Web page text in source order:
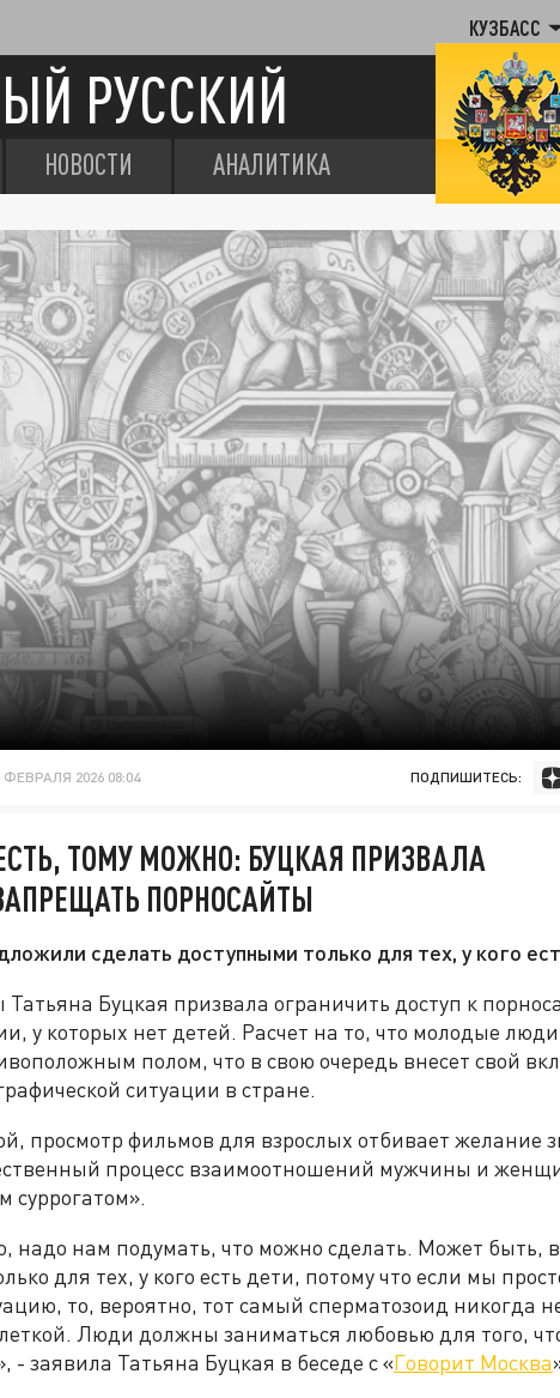
КУЗБАСС
РУССКИЙ
НОВОСТИ АНАЛИТИКА
ФЕВРАЛЯ 2026 08:04 ПОДПИШИТЕСЬ:
ТОМУ МОЖНО: БУЦКАЯ ПРИЗВАЛА
ПОРНОСАЙТЫ
сделать доступными только для тех, у кого
Татьяна Буцкая призвала ограничить доступ к
у которых нет детей. Расчет на то, что молодые
полом, что в свою очередь внесет свой
ситуации в стране.
просмотр фильмов для взрослых отбивает желание
процесс взаимоотношений мужчины и
суррогатом».
надо нам подумать, что можно сделать. Может быть,
для тех, у кого есть дети, потому что если мы
то, вероятно, тот самый сперматозоид никогда
Люди должны заниматься любовью для того,
- заявила Татьяна Буцкая в беседе с «Говорит Москва